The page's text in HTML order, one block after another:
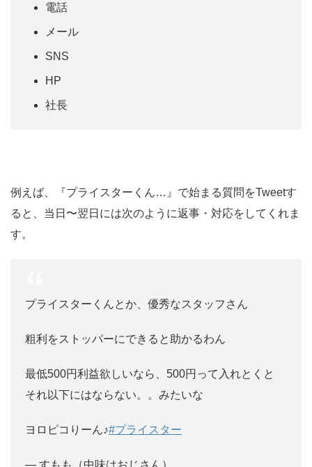
電話
メール
SNS
HP
社長
例えば、『プライスターくん…』で始まる質問をTweetす
ると、当日〜翌日には次のように返事・対応をしてくれま
す。
プライスターくんとか、優秀なスタッフさん
粗利をストッパーにできると助かるわん
最低500円利益欲しいなら、500円って入れとくと
それ以下にはならない。。みたいな
ヨロピコりーん♪#プライスター
— すもも（中味はおじさん）